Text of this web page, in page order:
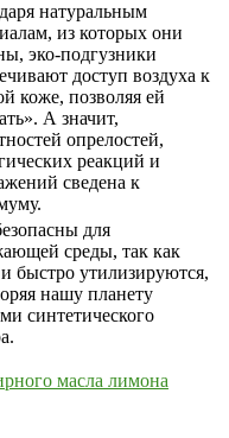
натуральным
из которых они
эко-подгузники
доступ воздуха к
коже, позволяя ей
А значит,
опрелостей,
реакций и
сведена к
для
среды, так как
и быстро утилизируются,
нашу планету
синтетического
масла лимона